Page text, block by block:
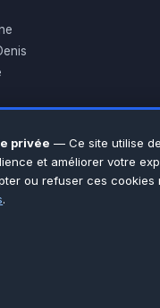
→
privée — Ce site utilise
et améliorer votre
ou refuser ces cookies
.